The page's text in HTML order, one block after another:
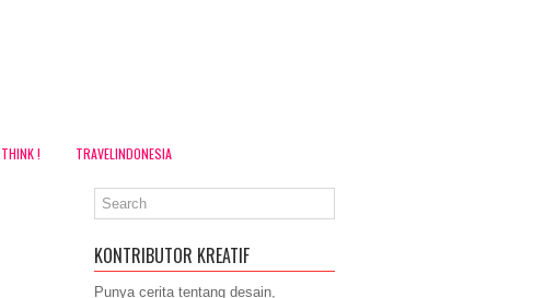
THINK ! TRAVELINDONESIA
KONTRIBUTOR KREATIF
Punya cerita tentang desain,